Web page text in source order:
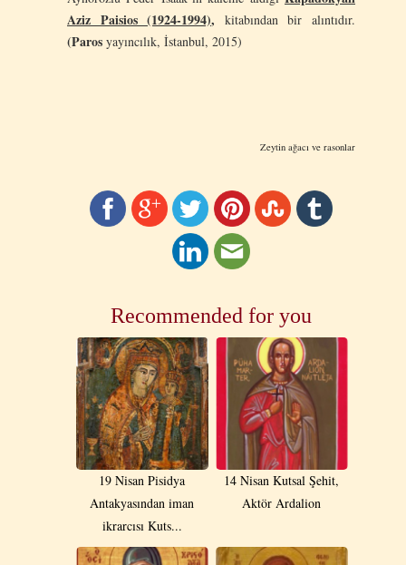
Aziz Paisios (1924-1994), kitabından bir alıntıdır.
(Paros yayıncılık, İstanbul, 2015)
Zeytin ağacı ve rasonlar
Recommended for you
19 Νisan Pisidya
Antakyasından iman
ikrarcısı Kuts...
14 Nisan Kutsal Şehit,
Aktör Ardalion